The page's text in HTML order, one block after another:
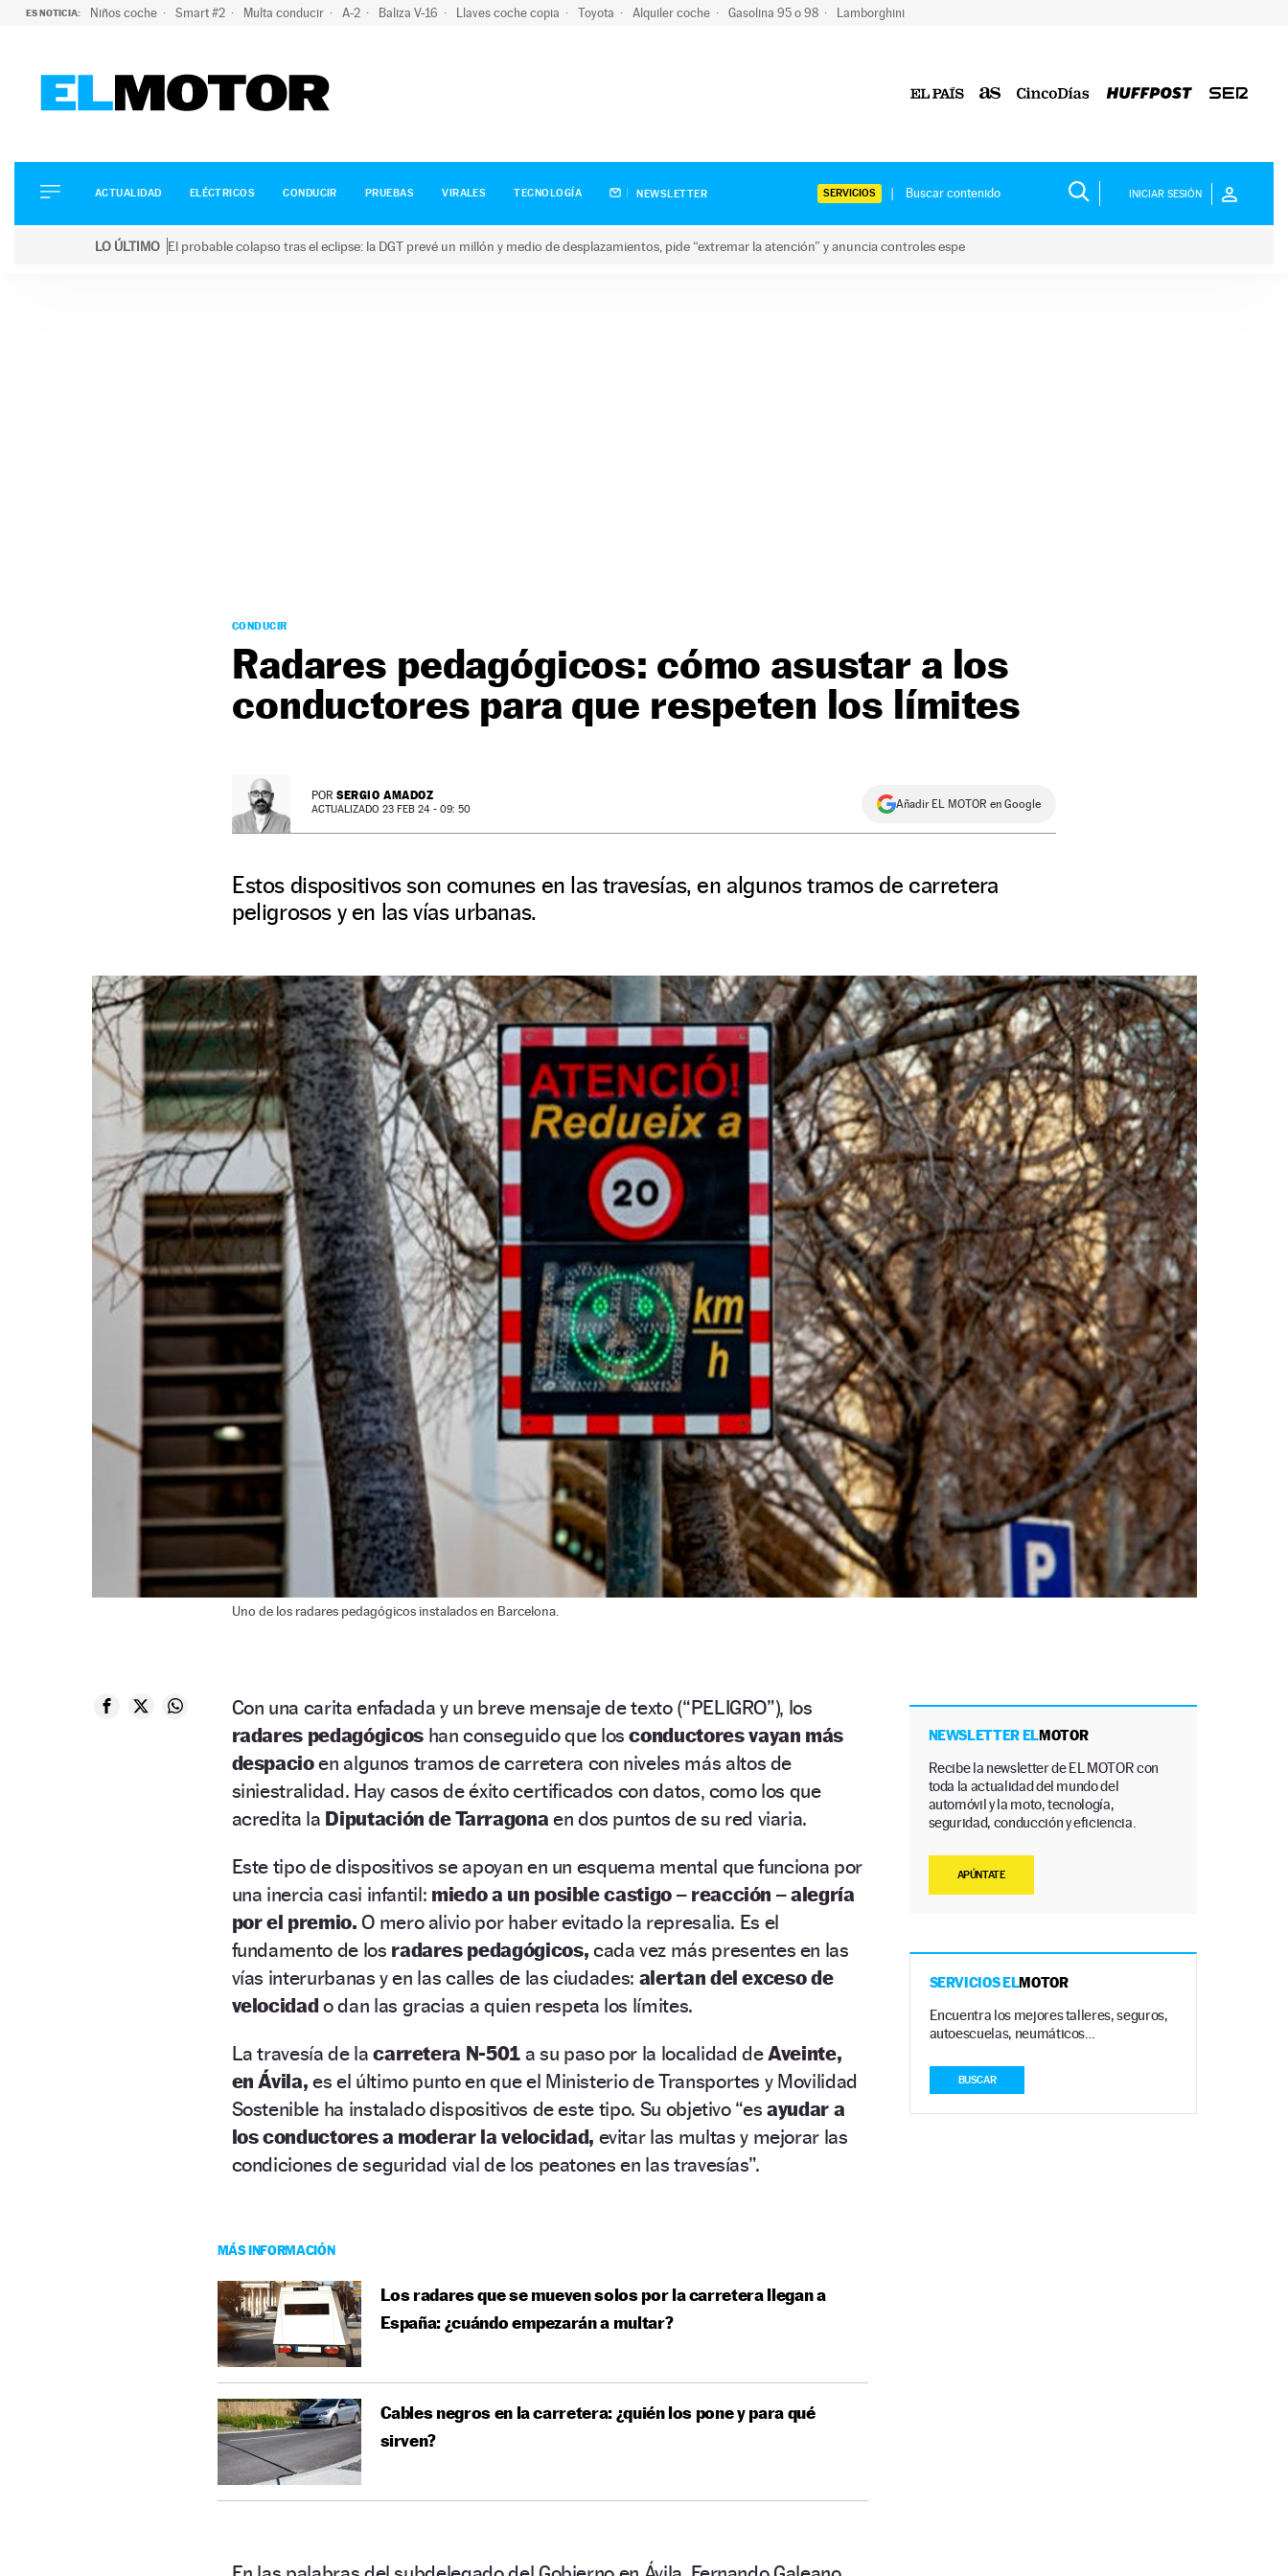
ES NOTICIA: Niños coche Smart #2 Multa conducir A-2 Baliza V-16 Llaves coche copia Toyota Alquiler coche Gasolina 95 o 98 Lamborghini
ELÉCTRICOS
CONDUCIR
ACTUALIDAD ELÉCTRICOS CONDUCIR PRUEBAS VIRALES TECNOLOGÍA NEWSLETTER SERVICIOS INICIAR SESIÓN
LO ÚLTIMO El probable colapso tras el eclipse: la DGT prevé un millón y medio de desplazamientos, pide “extremar la atención” y anuncia controles espe
CONDUCIR
Radares pedagógicos: cómo asustar a los
conductores para que respeten los límites
POR SERGIO AMADOZ
ACTUALIZADO 23 FEB 24 - 09: 50 Añadir EL MOTOR en Google
Estos dispositivos son comunes en las travesías, en algunos tramos de carretera
peligrosos y en las vías urbanas.
Uno de los radares pedagógicos instalados en Barcelona.
Con una carita enfadada y un breve mensaje de texto (“PELIGRO”), los
radares pedagógicoshan conseguido que losconductores vayan más
despacioen algunos tramos de carretera con niveles más altos de
siniestralidad. Hay casos de éxito certificados con datos, como los que
acredita la Diputación de Tarragona en dos puntos de su red viaria.
Este tipo de dispositivos se apoyan en un esquema mental que funciona por
una inercia casi infantil: miedo a un posible castigo – reacción – alegría
por el premio.O mero alivio por haber evitado la represalia. Es el
fundamento de los radares pedagógicos, cada vez más presentes en las
vías interurbanas y en las calles de las ciudades: alertan del exceso de
velocidado dan las gracias a quien respeta los límites.
La travesía de lacarretera N-501 a su paso por la localidad deAveinte,
en Ávila,es el último punto en que el Ministerio de Transportes y Movilidad
Sostenible ha instalado dispositivos de este tipo. Su objetivo “esayudar a
los conductores a moderar la velocidad, evitar las multas y mejorar las
condiciones de seguridad vial de los peatones en las travesías”.
MÁS INFORMACIÓN
Los radares que se mueven solos por la carretera llegan a
España: ¿cuándo empezarán a multar?
Cables negros en la carretera: ¿quién los pone y para qué
sirven?
NEWSLETTER ELMOTOR
Recibe la newsletter de EL MOTOR con
toda la actualidad del mundo del
automóvil y la moto, tecnología,
seguridad, conducción y eficiencia.
APÚNTATE
SERVICIOS ELMOTOR
Encuentra los mejores talleres, seguros,
autoescuelas, neumáticos…
BUSCAR